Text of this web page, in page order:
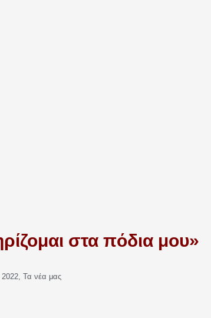
στα πόδια μου»
, Τα νέα μας